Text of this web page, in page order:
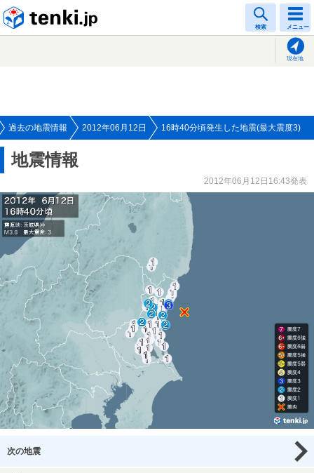
検索 メニュー
現在地
過去の地震情報 2012年06月12日 16時40分頃発生した地震(最大震度3)
地震情報
2012年06月12日16:43発表
次の地震